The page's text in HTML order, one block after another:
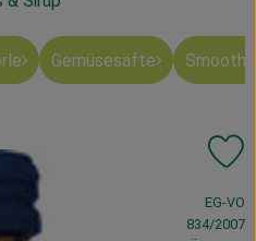
Gemüsesäfte
, Verband:
EG-VO
834/2007